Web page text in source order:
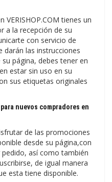
VERISHOP.COM tienes un
a la recepción de su
con servicio de
darán las instrucciones
página, debes tener en
estar sin uso en su
sus etiquetas originales
para nuevos compradores en
de las promociones
desde su página,con
así como también
de igual manera
esta tiene disponible.